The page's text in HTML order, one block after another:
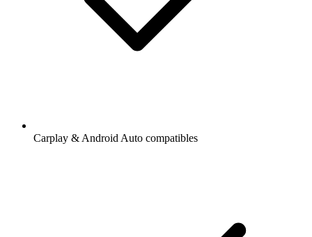
Carplay & Android Auto compatibles